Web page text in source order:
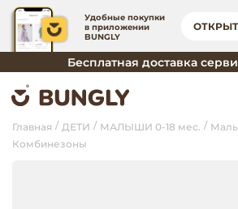
Удобные покупки
в приложении
BUNGLY
Бесплатная доставка
Главная ДЕТИ МАЛЫШИ 0-18 мес.
Комбинезоны